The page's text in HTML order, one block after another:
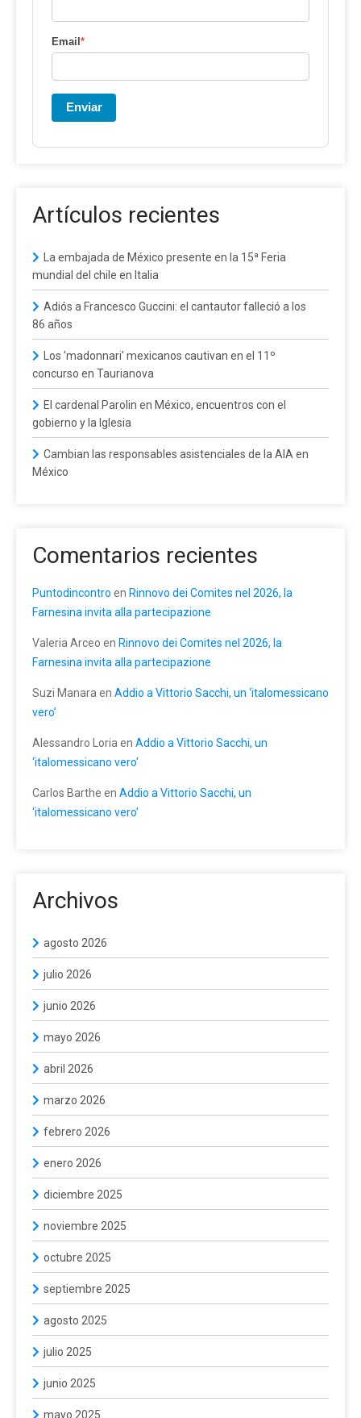
Email*
Enviar
Artículos recientes
La embajada de México presente en la 15ª Feria
mundial del chile en Italia
Adiós a Francesco Guccini: el cantautor falleció a los
86 años
Los 'madonnari' mexicanos cautivan en el 11º
concurso en Taurianova
El cardenal Parolin en México, encuentros con el
gobierno y la Iglesia
Cambian las responsables asistenciales de la AIA en
México
Comentarios recientes
Puntodincontro en Rinnovo dei Comites nel 2026, la
Farnesina invita alla partecipazione
Valeria Arceo en Rinnovo dei Comites nel 2026, la
Farnesina invita alla partecipazione
Suzi Manara en Addio a Vittorio Sacchi, un ‘italomessicano
vero’
Alessandro Loria en Addio a Vittorio Sacchi, un
‘italomessicano vero’
Carlos Barthe en Addio a Vittorio Sacchi, un
‘italomessicano vero’
Archivos
agosto 2026
julio 2026
junio 2026
mayo 2026
abril 2026
marzo 2026
febrero 2026
enero 2026
diciembre 2025
noviembre 2025
octubre 2025
septiembre 2025
agosto 2025
julio 2025
junio 2025
mayo 2025